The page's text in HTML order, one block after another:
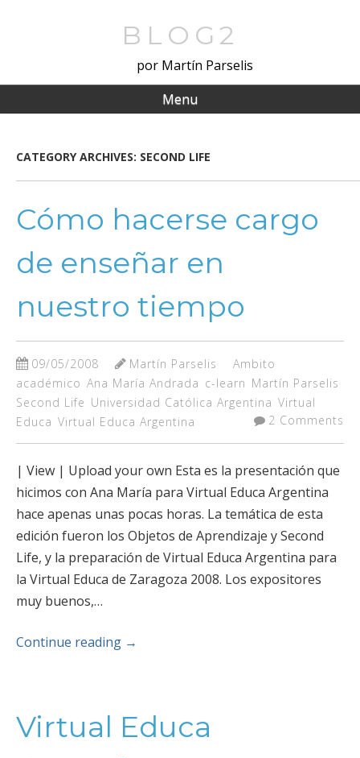
BLOG2
por Martín Parselis
Menu
CATEGORY ARCHIVES: SECOND LIFE
Cómo hacerse cargo
de enseñar en
nuestro tiempo
09/05/2008 Martín Parselis
Ambito
académico Ana María Andrada c-learn Martín Parselis
Second Life Universidad Católica Argentina Virtual
Educa Virtual Educa Argentina 2 Comments
| View | Upload your own Esta es la presentación que
hicimos con Ana María para Virtual Educa Argentina
hace apenas unas pocas horas. La temática de esta
edición fueron los Objetos de Aprendizaje y Second
Life, y la preparación de Virtual Educa Argentina para
la Virtual Educa de Zaragoza 2008. Los expositores
muy buenos,…
Continue reading →
Virtual Educa